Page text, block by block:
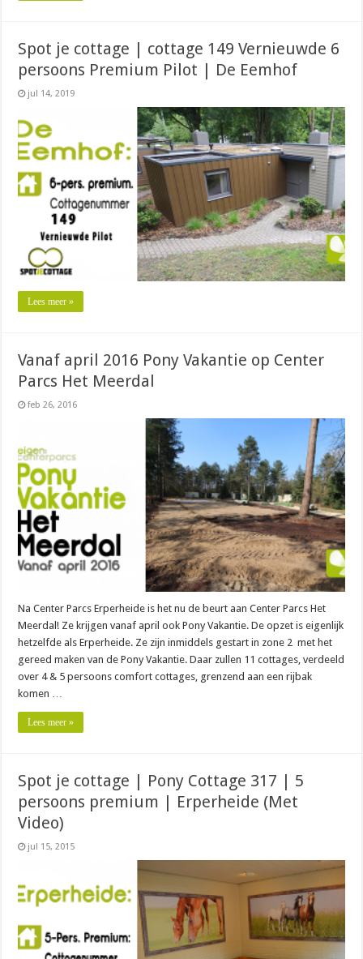
Spot je cottage | cottage 149 Vernieuwde 6
persoons Premium Pilot | De Eemhof
jul 14, 2019
Lees meer »
Vanaf april 2016 Pony Vakantie op Center
Parcs Het Meerdal
feb 26, 2016
Na Center Parcs Erperheide is het nu de beurt aan Center Parcs Het
Meerdal! Ze krijgen vanaf april ook Pony Vakantie. De opzet is eigenlijk
hetzelfde als Erperheide. Ze zijn inmiddels gestart in zone 2 met het
gereed maken van de Pony Vakantie. Daar zullen 11 cottages, verdeeld
over 4 & 5 persoons comfort cottages, grenzend aan een rijbak
komen …
Lees meer »
Spot je cottage | Pony Cottage 317 | 5
persoons premium | Erperheide (Met
Video)
jul 15, 2015